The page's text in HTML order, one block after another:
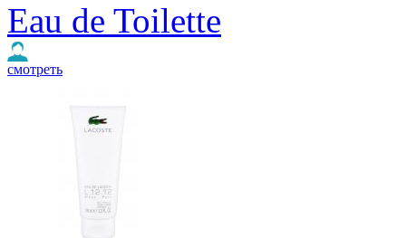
Eau de Toilette
смотреть